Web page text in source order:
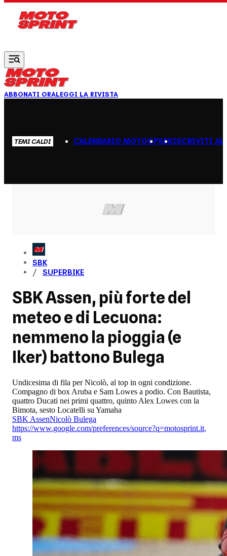
ABBONATI ORALEGGI LA RIVISTA
TEMI CALDI CALENDARIO MOTOGPSBKISCRIVITI AL
SBK
SUPERBIKE
SBK Assen, più forte del
meteo e di Lecuona:
nemmeno la pioggia (e
Iker) battono Bulega
Undicesima di fila per Nicolò, al top in ogni condizione.
Compagno di box Aruba e Sam Lowes a podio. Con Bautista,
quattro Ducati nei primi quattro, quinto Alex Lowes con la
Bimota, sesto Locatelli su Yamaha
SBK AssenNicolò Bulega
https://www.google.com/preferences/source?q=motosprint.it,
ms